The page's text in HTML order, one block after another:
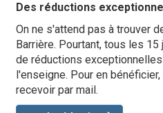
Des réductions
On ne s'attend pas à trouver
Barrière. Pourtant, tous les
de réductions
l'enseigne. Pour en
recevoir par mail.